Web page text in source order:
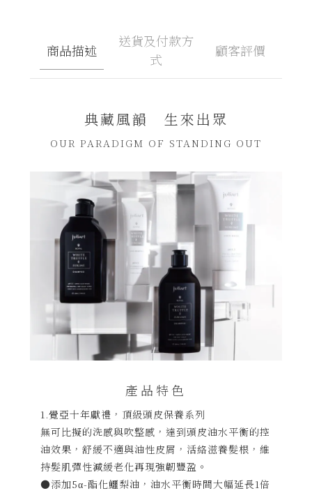
商品描述
送貨及付款方
式
顧客評價
典藏風韻 生來出眾
OUR PARADIGM OF STANDING OUT
產品特色
1.覺亞十年獻禮，頂級頭皮保養系列
無可比擬的洗感與吹整感，達到頭皮油水平衡的控
油效果，舒緩不適與油性皮屑，活絡滋養髮根，維
持髮肌彈性減緩老化再現強韌豐盈。
●添加5α-酯化鱷梨油，油水平衡時間大幅延長1倍